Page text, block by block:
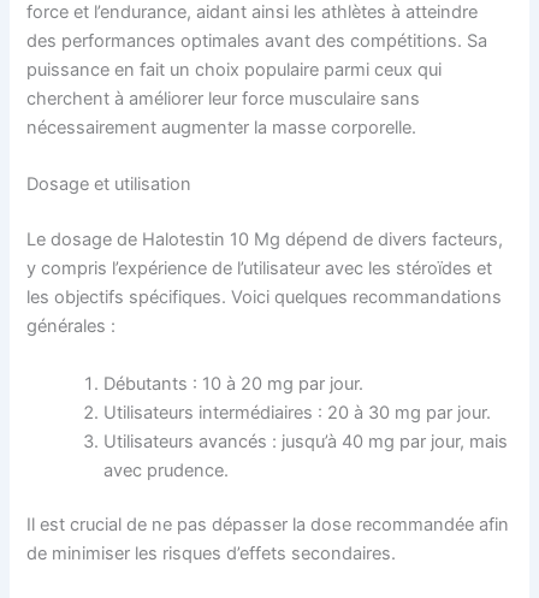
force et l’endurance, aidant ainsi les athlètes à atteindre
des performances optimales avant des compétitions. Sa
puissance en fait un choix populaire parmi ceux qui
cherchent à améliorer leur force musculaire sans
nécessairement augmenter la masse corporelle.
Dosage et utilisation
Le dosage de Halotestin 10 Mg dépend de divers facteurs,
y compris l’expérience de l’utilisateur avec les stéroïdes et
les objectifs spécifiques. Voici quelques recommandations
générales :
Débutants : 10 à 20 mg par jour.
Utilisateurs intermédiaires : 20 à 30 mg par jour.
Utilisateurs avancés : jusqu’à 40 mg par jour, mais
avec prudence.
Il est crucial de ne pas dépasser la dose recommandée afin
de minimiser les risques d’effets secondaires.